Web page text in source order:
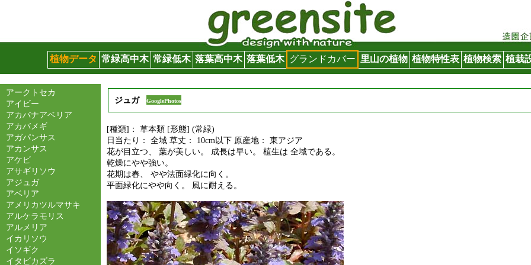
植物データ 常緑高中木 常緑低木 落葉高中木 落葉低木 グランドカバー 里山の植物 植物特性表 植物検索 植栽
アークトセカ
アイビー
アカバナアベリア
アカバメギ
アガパンサス
アカンサス
アケビ
アサギリソウ
アジュガ
アベリア
アメリカツルマサキ
アルケラモリス
アルメリア
イカリソウ
イソギク
イタビカズラ
ジュガ GooglePhotos
[種類]： 草本類 [形態] (常緑)
日当たり： 全域 草丈： 10cm以下 原産地： 東アジア
花が目立つ、 葉が美しい。 成長は早い。 植生は 全域である。
乾燥にやや強い。
花期は春、 やや法面緑化に向く。
平面緑化にやや向く。 風に耐える。